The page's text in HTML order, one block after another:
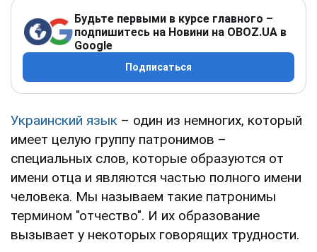
Будьте первыми в курсе главного –
подпишитесь на Новини на OBOZ.UA в
Google
Подписаться
Украинский язык – один из немногих, который
имеет целую группу патронимов –
специальных слов, которые образуются от
имени отца и являются частью полного имени
человека. Мы называем такие патронимы
термином "отчество". И их образование
вызывает у некоторых говорящих трудности.